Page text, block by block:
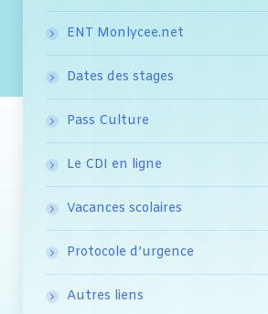
ENT Monlycee.net
Dates des stages
Pass Culture
Le CDI en ligne
Vacances scolaires
Protocole d’urgence
Autres liens